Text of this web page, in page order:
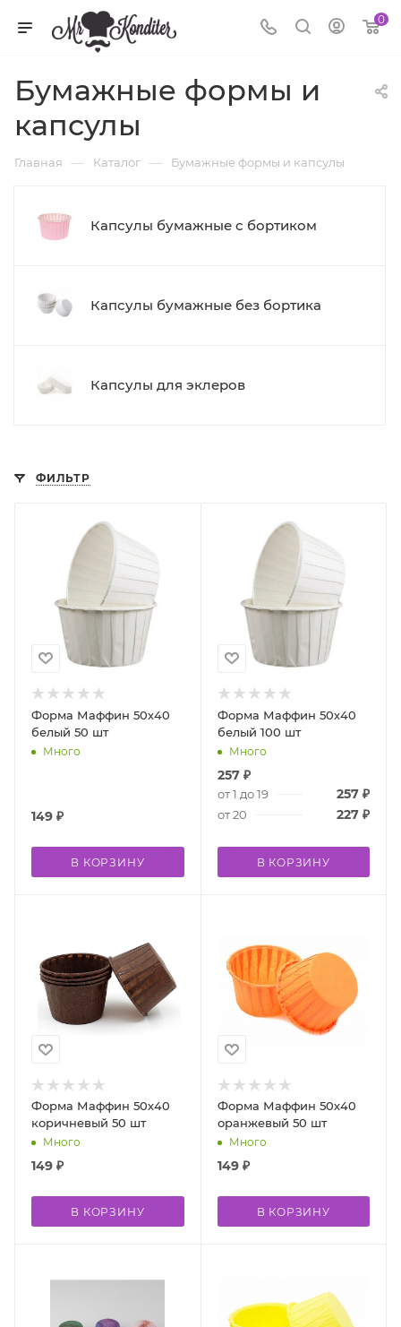
0
Бумажные формы и
капсулы
Главная — Каталог — Бумажные формы и капсулы
Капсулы бумажные с бортиком
Капсулы бумажные без бортика
Капсулы для эклеров
ФИЛЬТР
Форма Маффин 50х40
белый 50 шт
Много
149 ₽
В КОРЗИНУ
Форма Маффин 50х40
белый 100 шт
Много
257₽
от 1 до 19 257 ₽
от 20 227 ₽
В КОРЗИНУ
Форма Маффин 50х40
коричневый 50 шт
Много
149 ₽
В КОРЗИНУ
Форма Маффин 50х40
оранжевый 50 шт
Много
149₽
В КОРЗИНУ